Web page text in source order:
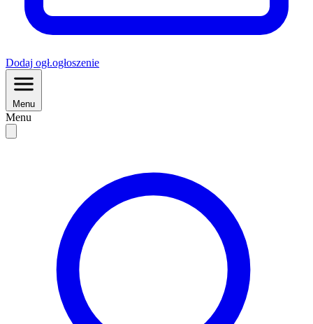
Dodaj ogł.ogłoszenie
Menu
Menu